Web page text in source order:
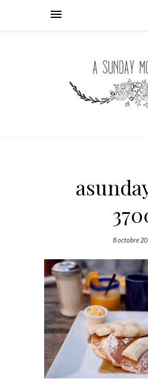
8 octobre